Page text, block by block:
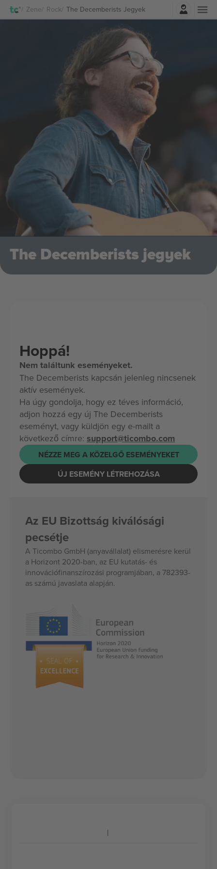
Zene Rock The Decemberists Jegyek
Belépés
The Decemberists jegyek
Hoppá!
Nem találtunk eseményeket.
The Decemberists kapcsán jelenleg nincsenek
aktív események.
Ha úgy gondolja, hogy ez téves információ,
adjon hozzá egy új The Decemberists
eseményt, vagy küldjön egy e-mailt a
következő címre: support@ticombo.com
NÉZZE MEG A KÖZELGŐ ESEMÉNYEKET
ÚJ ESEMÉNY LÉTREHOZÁSA
Az EU Bizottság kiválósági
pecsétje
A Ticombo GmbH (anyavállalat) elismerésre kerül
a Horizont 2020-ban, az EU kutatás- és
innovációfinanszírozási programjában, a 782393-
as számú javaslata alapján.